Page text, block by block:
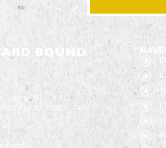
Lopes, 160
Campos do Jordão - SP